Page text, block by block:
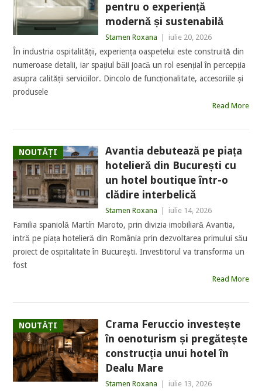
pentru o experiență
modernă și sustenabilă
Stamen Roxana iulie 20, 2026
În industria ospitalității, experiența oaspetelui este construită din
numeroase detalii, iar spațiul băii joacă un rol esențial în percepția
asupra calității serviciilor. Dincolo de funcționalitate, accesoriile și
produsele
Read More
NOUTĂȚI
Avantia debutează pe piața
hotelieră din București cu
un hotel boutique într-o
clădire interbelică
Stamen Roxana iulie 14, 2026
Familia spaniolă Martín Maroto, prin divizia imobiliară Avantia,
intră pe piața hotelieră din România prin dezvoltarea primului său
proiect de ospitalitate în București. Investitorul va transforma un
fost
Read More
NOUTĂȚI
Crama Feruccio investește
în oenoturism și pregătește
construcția unui hotel în
Dealu Mare
Stamen Roxana iulie 13, 2026